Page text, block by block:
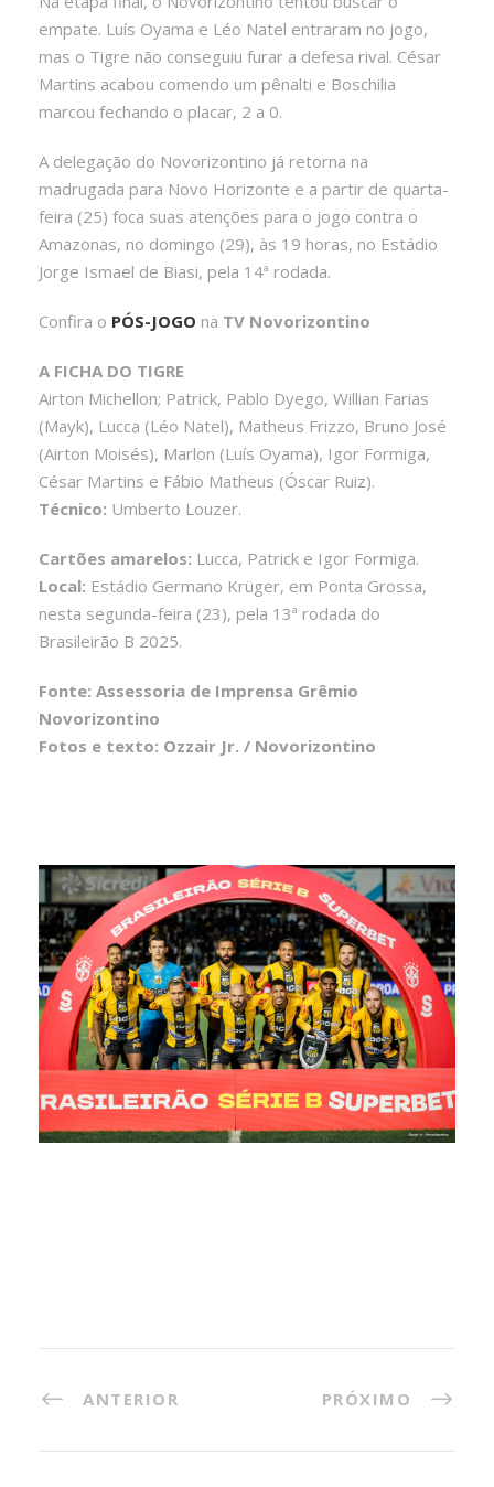
empate. Luís Oyama e Léo Natel entraram no jogo,
mas o Tigre não conseguiu furar a defesa rival. César
Martins acabou comendo um pênalti e Boschilia
marcou fechando o placar, 2 a 0.
A delegação do Novorizontino já retorna na
madrugada para Novo Horizonte e a partir de quarta-
feira (25) foca suas atenções para o jogo contra o
Amazonas, no domingo (29), às 19 horas, no Estádio
Jorge Ismael de Biasi, pela 14ª rodada.
Confira o PÓS-JOGO na TV Novorizontino
A FICHA DO TIGRE
Airton Michellon; Patrick, Pablo Dyego, Willian Farias
(Mayk), Lucca (Léo Natel), Matheus Frizzo, Bruno José
(Airton Moisés), Marlon (Luís Oyama), Igor Formiga,
César Martins e Fábio Matheus (Óscar Ruiz).
Técnico: Umberto Louzer.
Cartões amarelos: Lucca, Patrick e Igor Formiga.
Local: Estádio Germano Krüger, em Ponta Grossa,
nesta segunda-feira (23), pela 13ª rodada do
Brasileirão B 2025.
Fonte: Assessoria de Imprensa Grêmio
Novorizontino
Fotos e texto: Ozzair Jr. / Novorizontino
ANTERIOR PRÓXIMO